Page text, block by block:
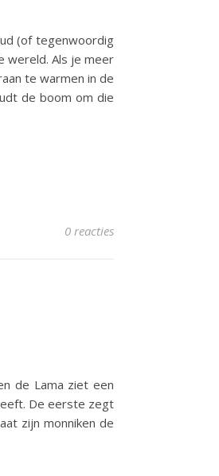
(of tegenwoordig
wereld. Als je meer
te warmen in de
de boom om die
0 reacties
de Lama ziet een
De eerste zegt
zijn monniken de